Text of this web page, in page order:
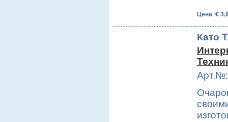
Цена: €
Като